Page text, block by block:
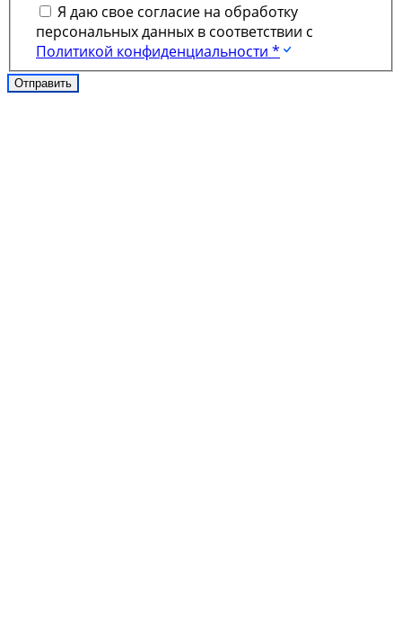
Я даю свое согласие на обработку
персональных данных в соответствии с
Политикой конфиденциальности *